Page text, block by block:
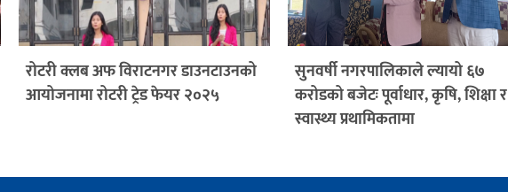
रोटरी क्लब अफ विराटनगर डाउनटाउनको
आयोजनामा रोटरी ट्रेड फेयर २०२५
सुनवर्षी नगरपालिकाले ल्यायो ६७
करोडको बजेटः पूर्वाधार, कृषि, शिक्षा र
स्वास्थ्य प्रथामिकतामा